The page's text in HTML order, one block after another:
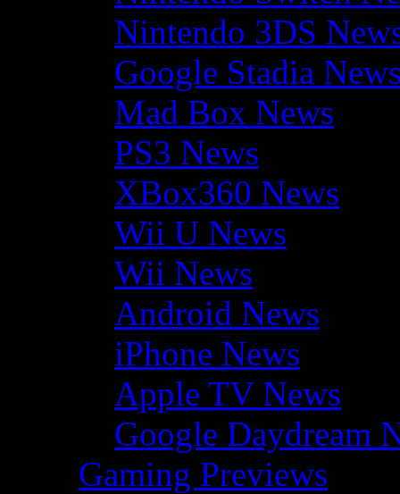
Nintendo 3DS
Google Stadia
Mad Box News
PS3 News
XBox360 News
Wii U News
Wii News
Android News
iPhone News
Apple TV News
Google Daydream
Gaming Previews